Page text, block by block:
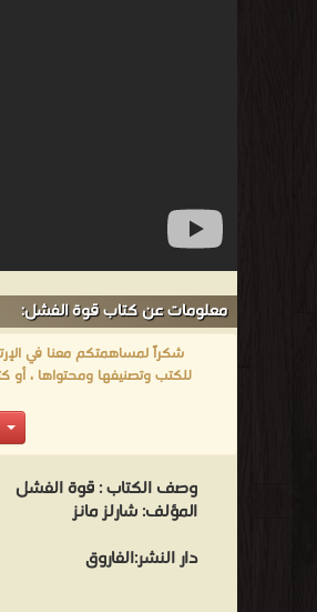
معلومات عن كتاب قوة الفشل:
شكراً لمساهمتكم معنا في
للكتب وتصنيفها ومحتواها ،
وصف الكتاب :قوة الفشل
المؤلف: شارلز مانز
دار النشر:الفاروق